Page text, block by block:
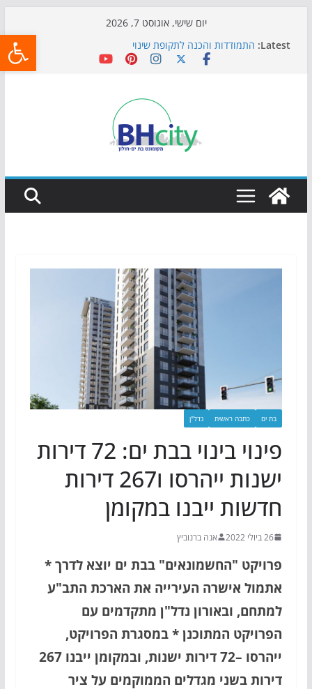
יום שישי, אוגוסט 7, 2026
Latest: התמודדות והכנה לתקופת שינוי
אי ההרפתקאות ממשיך לכבוש את הגינות: מאות משפחות
כדורגל באווירה מיוחדת: הקרנת גמר המונדיאל בטרמינל
הקיץ של בני הנוער בבת־ים: חוף הריביירה הופך למרחב
בטוח בשעות הערב
בת ים כתבה ראשית נדל"ן
פינוי בינוי בבת ים: 72 דירות
ישנות ייהרסו ו267 דירות
חדשות ייבנו במקומן
26 ביולי 2022 אנה ברנוביץ
פרויקט "החשמונאים" בבת ים יוצא לדרך *
אתמול אישרה העירייה את הארכת התב"ע
למתחם, ובאורון נדל"ן מתקדמים עם
הפרויקט המתוכנן * במסגרת הפרויקט,
ייהרסו –72 דירות ישנות, ובמקומן ייבנו 267
דירות בשני מגדלים הממוקמים על ציר